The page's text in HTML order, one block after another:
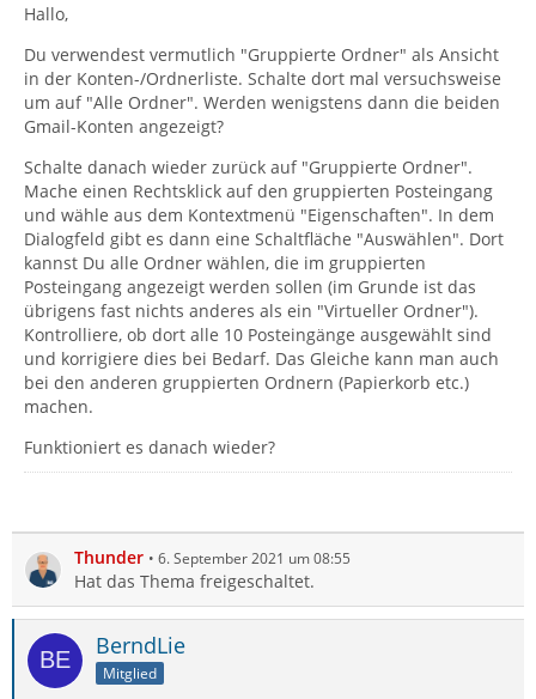
Hallo,
Du verwendest vermutlich "Gruppierte Ordner" als Ansicht
in der Konten-/Ordnerliste. Schalte dort mal versuchsweise
um auf "Alle Ordner". Werden wenigstens dann die beiden
Gmail-Konten angezeigt?
Schalte danach wieder zurück auf "Gruppierte Ordner".
Mache einen Rechtsklick auf den gruppierten Posteingang
und wähle aus dem Kontextmenü "Eigenschaften". In dem
Dialogfeld gibt es dann eine Schaltfläche "Auswählen". Dort
kannst Du alle Ordner wählen, die im gruppierten
Posteingang angezeigt werden sollen (im Grunde ist das
übrigens fast nichts anderes als ein "Virtueller Ordner").
Kontrolliere, ob dort alle 10 Posteingänge ausgewählt sind
und korrigiere dies bei Bedarf. Das Gleiche kann man auch
bei den anderen gruppierten Ordnern (Papierkorb etc.)
machen.
Funktioniert es danach wieder?
Thunder 6. September 2021 um 08:55
Hat das Thema freigeschaltet.
BerndLie
Mitglied